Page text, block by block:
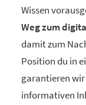
Wissen
Weg zum
damit zum
Position du in
garantieren
informativen